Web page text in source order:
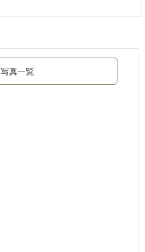
写真一覧